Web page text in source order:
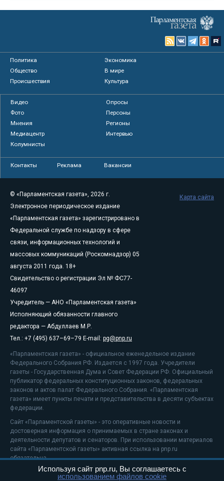
Политика
Экономика
Общество
В мире
Происшествия
Культура
Видео
Опросы
Фото
Персоны
Мнения
Регионы
Медиацентр
Интервью
Колумнисты
Контакты Реклама Вакансии
© «Парламентская газета», 2026 г.
Электронное периодическое издание
«Парламентская газета» зарегистрировано в
Федеральной службе по надзору в сфере
связи, информационных технологий и
массовых коммуникаций (Роскомнадзор) 05
августа 2011 года. 18+
Свидетельство о регистрации Эл № ФС77-
46097
Учредитель — АНО «Парламентская газета»
Исполняющий обязанности главного
редактора — Абдуллаев М.Р.
Тел.: +7 (495) 637–69–79 E-mail: pg@pnp.ru
«Парламентская газета» - официальное еженедельное издание
Федерального Собрания РФ. Издается с 1997 года. Учредители
газеты - Государственная Дума и Совет Федерации РФ. Официальный
публикатор федеральных конституционных законов, федеральных
законов и актов палат Федерального Собрания. «Парламентская
газета» имеет пункты печати и представительства в десяти субъектах
федерации.
Сайт «Парламентской газеты» - это оперативные новости и
достоверная информация о принимаемых в стране законах и
деятельности депутатов и сенаторов. При использовании материалов
сайта «Парламентской газеты» активная ссылка на pnp.ru
обязательна.
На информационном ресурсе применяютсярекомендательные
Карта сайта
Используя сайт pnp.ru, Вы соглашаетесь с
использованием файлов cookie